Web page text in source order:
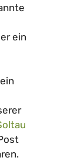
ein